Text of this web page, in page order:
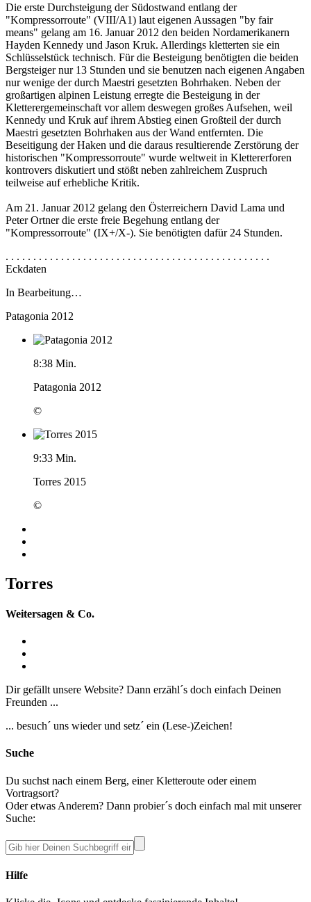
Die erste Durchsteigung der Südostwand entlang der
"Kompressorroute" (VIII/A1) laut eigenen Aussagen "by fair
means" gelang am 16. Januar 2012 den beiden Nordamerikanern
Hayden Kennedy und Jason Kruk. Allerdings kletterten sie ein
Schlüsselstück technisch. Für die Besteigung benötigten die beiden
Bergsteiger nur 13 Stunden und sie benutzen nach eigenen Angaben
nur wenige der durch Maestri gesetzten Bohrhaken. Neben der
großartigen alpinen Leistung erregte die Besteigung in der
Kletterergemeinschaft vor allem deswegen großes Aufsehen, weil
Kennedy und Kruk auf ihrem Abstieg einen Großteil der durch
Maestri gesetzten Bohrhaken aus der Wand entfernten. Die
Beseitigung der Haken und die daraus resultierende Zerstörung der
historischen "Kompressorroute" wurde weltweit in Klettererforen
kontrovers diskutiert und stößt neben zahlreichem Zuspruch
teilweise auf erhebliche Kritik.
Am 21. Januar 2012 gelang den Österreichern David Lama und
Peter Ortner die erste freie Begehung entlang der
"Kompressorroute" (IX+/X-). Sie benötigten dafür 24 Stunden.
. . . . . . . . . . . . . . . . . . . . . . . . . . . . . . . . . . . . . . . . . . . . . . . .
Eckdaten
In Bearbeitung…
Patagonia 2012
8:38 Min.
Patagonia 2012
©
9:33 Min.
Torres 2015
©
Torres
Weitersagen & Co.
Dir gefällt unsere Website? Dann erzähl´s doch einfach Deinen
Freunden ...
... besuch´ uns wieder und setz´ ein (Lese-)Zeichen!
Suche
Du suchst nach einem Berg, einer Kletteroute oder einem
Vortragsort?
Oder etwas Anderem? Dann probier´s doch einfach mal mit unserer
Suche:
Hilfe